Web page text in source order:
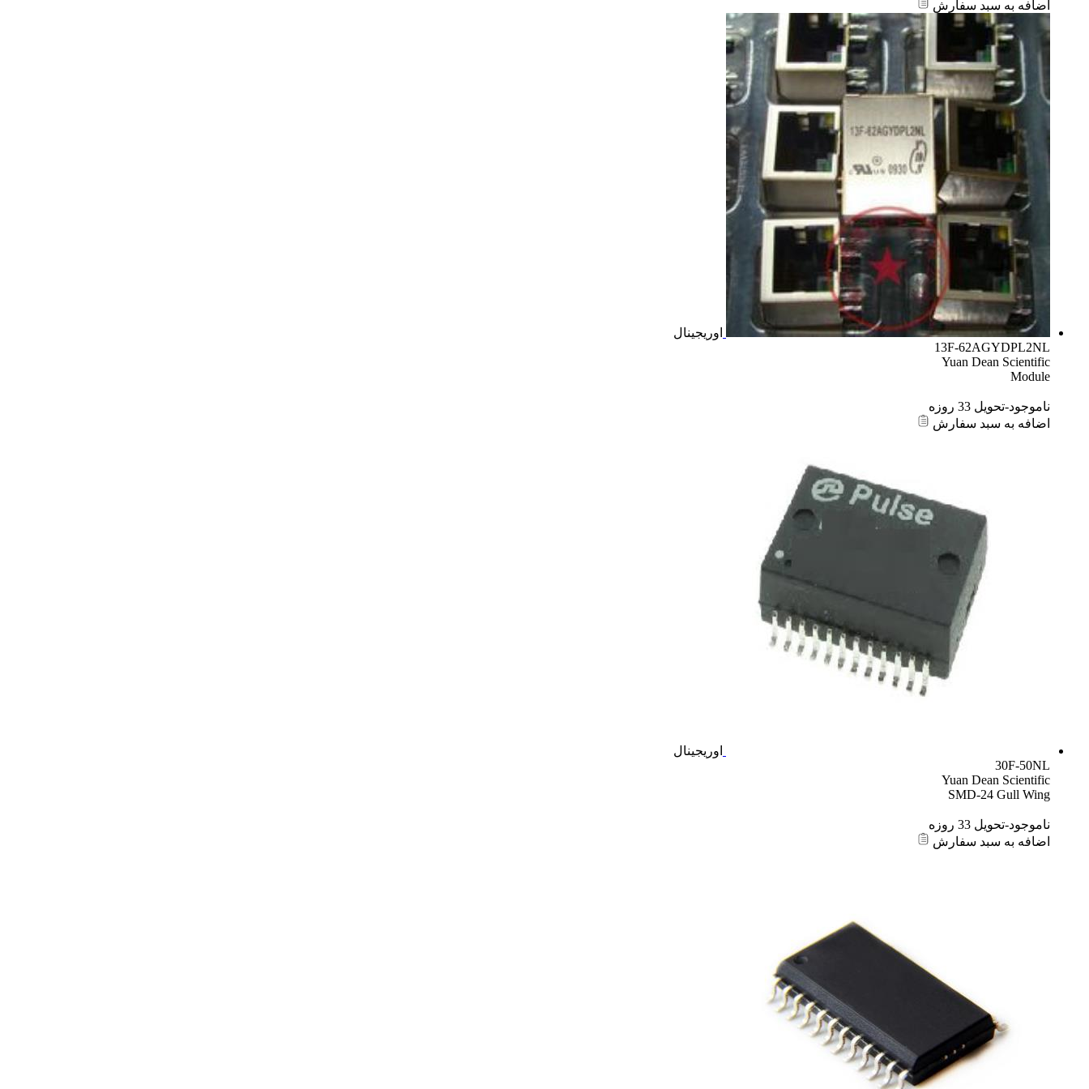
اضافه به سبد سفارش
اوریجینال
13F-62AGYDPL2NL
Yuan Dean Scientific
Module
ناموجود-تحویل 33 روزه
اضافه به سبد سفارش
اوریجینال
30F-50NL
Yuan Dean Scientific
SMD-24 Gull Wing
ناموجود-تحویل 33 روزه
اضافه به سبد سفارش